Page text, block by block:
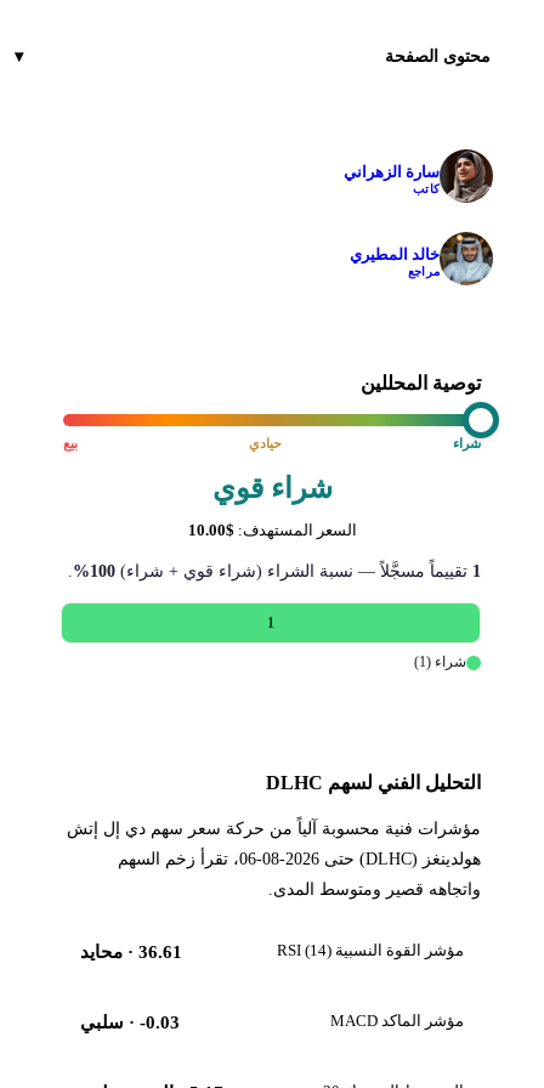
محتوى الصفحة
سارة الزهراني
كاتب
خالد المطيري
مراجع
توصية المحللين
بيع حيادي شراء
شراء قوي
السعر المستهدف: $10.00
1تقييماً مسجَّلاً — نسبة الشراء (شراء قوي + شراء) 100%
.
1
شراء (1)
التحليل الفني لسهم DLHC
مؤشرات فنية محسوبة آلياً من حركة سعر سهم دي إل إتش
هولدينغز (DLHC) حتى 2026-08-06، تقرأ زخم السهم
واتجاهه قصير ومتوسط المدى.
مؤشر القوة النسبية RSI (14) 36.61· محايد
مؤشر الماكد MACD -0.03· سلبي